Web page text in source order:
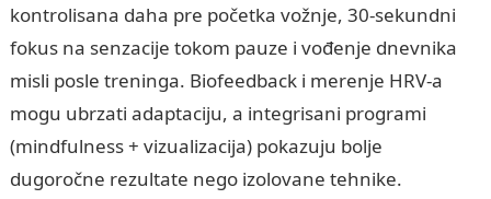
kontrolisana daha pre početka vožnje, 30-sekundni
fokus na senzacije tokom pauze i vođenje dnevnika
misli posle treninga. Biofeedback i merenje HRV-a
mogu ubrzati adaptaciju, a integrisani programi
(mindfulness + vizualizacija) pokazuju bolje
dugoročne rezultate nego izolovane tehnike.